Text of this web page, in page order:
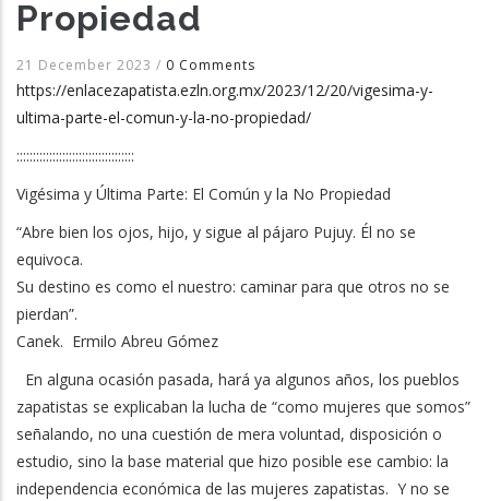
Propiedad
21 December 2023 / 0 Comments
https://enlacezapatista.ezln.org.mx/2023/12/20/vigesima-y-
ultima-parte-el-comun-y-la-no-propiedad/
::::::::::::::::::::::::::::::::::::
Vigésima y Última Parte: El Común y la No Propiedad
“Abre bien los ojos, hijo, y sigue al pájaro Pujuy. Él no se
equivoca.
Su destino es como el nuestro: caminar para que otros no se
pierdan”.
Canek. Ermilo Abreu Gómez
En alguna ocasión pasada, hará ya algunos años, los pueblos
zapatistas se explicaban la lucha de “como mujeres que somos”
señalando, no una cuestión de mera voluntad, disposición o
estudio, sino la base material que hizo posible ese cambio: la
independencia económica de las mujeres zapatistas. Y no se